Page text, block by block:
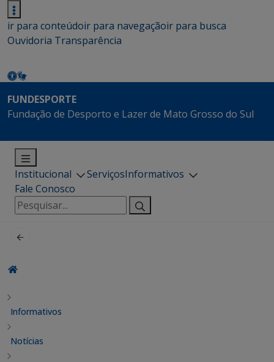
ir para conteúdoir para navegaçãoir para busca
Ouvidoria Transparência
FUNDESPORTE
Fundação de Desporto e Lazer de Mato Grosso do Sul
Institucional ServiçosInformativos
Fale Conosco
Pesquisar
por:
Informativos
Notícias